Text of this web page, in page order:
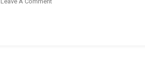
Pentru